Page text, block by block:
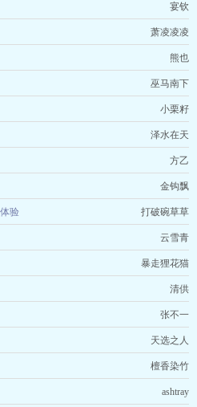
宴钦
萧凌凌凌
熊也
巫马南下
小栗籽
泽水在天
方乙
金钩飘
验 打破碗草草
云雪青
暴走狸花猫
清供
张不一
天选之人
檀香染竹
ashtray